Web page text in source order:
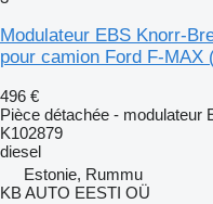
Modulateur EBS Knorr-
pour camion Ford F-MAX
496 €
Pièce détachée - modulateur
K102879
diesel
Estonie, Rummu
KB AUTO EESTI OÜ